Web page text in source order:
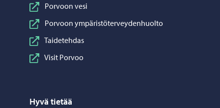
Porvoon vesi
Porvoon ympäristöterveydenhuolto
Taidetehdas
Visit Porvoo
Hyvä tietää